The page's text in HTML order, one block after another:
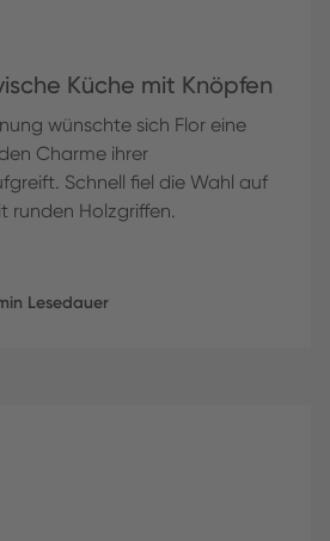
Küche mit Knöpfen
wünschte sich Flor eine
Charme ihrer
Schnell fiel die Wahl auf
runden Holzgriffen.
Lesedauer